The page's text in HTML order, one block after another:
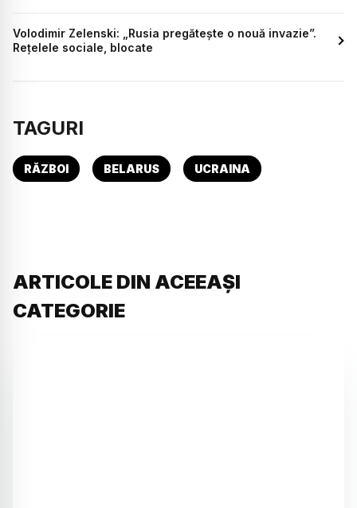
Volodimir Zelenski: „Rusia pregătește o nouă invazie”.
Rețelele sociale, blocate
TAGURI
RĂZBOI BELARUS UCRAINA
ARTICOLE DIN ACEEAȘI
CATEGORIE